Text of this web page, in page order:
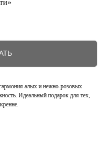
алых и нежно-розовых
Идеальный подарок для тех,